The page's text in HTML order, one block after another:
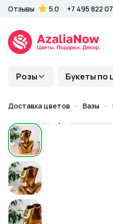
Розы Букеты по
Отзывы 5.0 +7 495 822
Доставка цветов Вазы